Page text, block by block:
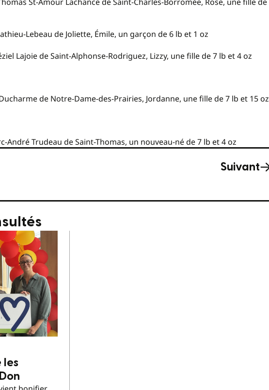
Lebeau de Joliette, Émile, un garçon de 6 lb et 1 oz
Lajoie de Saint-Alphonse-Rodriguez, Lizzy, une fille de 7 lb et 4 oz
de Notre-Dame-des-Prairies, Jordanne, une fille de 7 lb et 15 oz
André Trudeau de Saint-Thomas, un nouveau-né de 7 lb et 4 oz
Suivant
les